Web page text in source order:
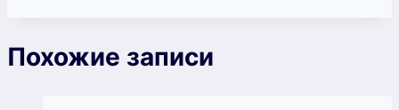
Похожие записи